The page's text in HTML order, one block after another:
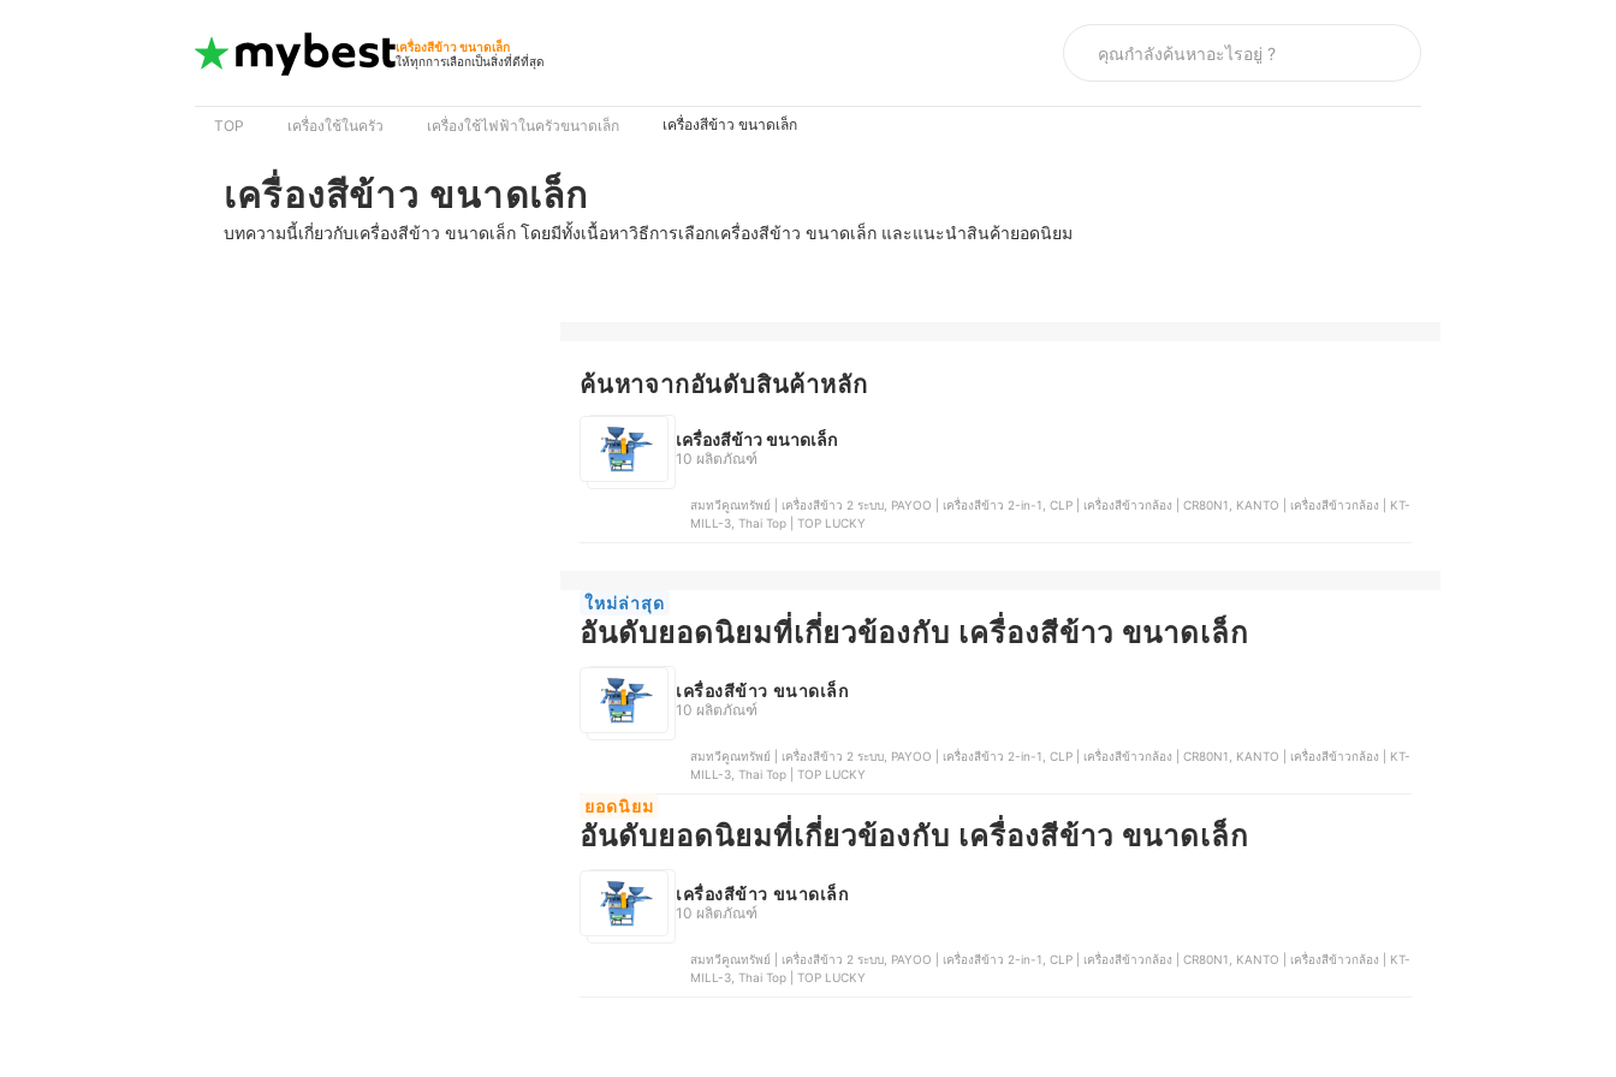
เครื่องสีข้าว ขนาดเล็ก
ให้ทุกการเลือกเป็นสิ่งที่ดีที่สุด
TOP เครื่องใช้ในครัว เครื่องใช้ไฟฟ้าในครัวขนาดเล็ก เครื่องสีข้าว ขนาดเล็ก
เครื่องสีข้าว ขนาดเล็ก
บทความนี้เกี่ยวกับเครื่องสีข้าว ขนาดเล็ก โดยมีทั้งเนื้อหาวิธีการเลือกเครื่องสีข้าว ขนาดเล็ก และแนะนำสินค้ายอดนิยม
ค้นหาจากอันดับสินค้าหลัก
เครื่องสีข้าว ขนาดเล็ก
10 ผลิตภัณฑ์
สมทวีคูณทรัพย์ | เครื่องสีข้าว 2 ระบบ, PAYOO | เครื่องสีข้าว 2-in-1, CLP | เครื่องสีข้าวกล้อง | CR80N1, KANTO | เครื่องสีข้าวกล้อง | KT-
MILL-3, Thai Top | TOP LUCKY
ใหม่ล่าสุด
อันดับยอดนิยมที่เกี่ยวข้องกับ เครื่องสีข้าว ขนาดเล็ก
เครื่องสีข้าว ขนาดเล็ก
10 ผลิตภัณฑ์
สมทวีคูณทรัพย์ | เครื่องสีข้าว 2 ระบบ, PAYOO | เครื่องสีข้าว 2-in-1, CLP | เครื่องสีข้าวกล้อง | CR80N1, KANTO | เครื่องสีข้าวกล้อง | KT-
MILL-3, Thai Top | TOP LUCKY
ยอดนิยม
อันดับยอดนิยมที่เกี่ยวข้องกับ เครื่องสีข้าว ขนาดเล็ก
เครื่องสีข้าว ขนาดเล็ก
10 ผลิตภัณฑ์
สมทวีคูณทรัพย์ | เครื่องสีข้าว 2 ระบบ, PAYOO | เครื่องสีข้าว 2-in-1, CLP | เครื่องสีข้าวกล้อง | CR80N1, KANTO | เครื่องสีข้าวกล้อง | KT-
MILL-3, Thai Top | TOP LUCKY